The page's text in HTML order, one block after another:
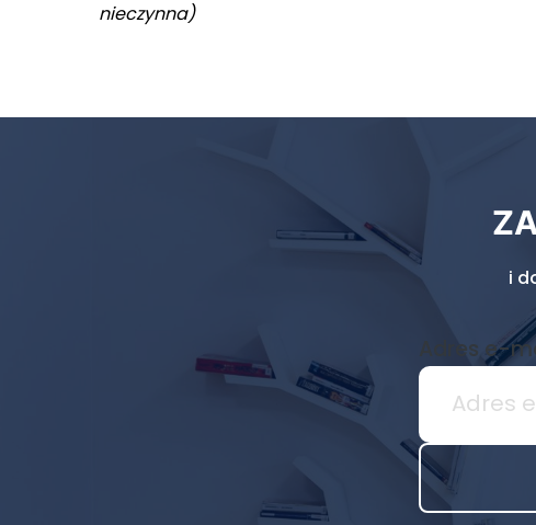
nieczynna)
Newsletter
biblioteki
i
Adres e-